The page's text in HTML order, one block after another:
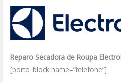
Reparo Secadora de Roupa
[porto_block name=”telefone”]